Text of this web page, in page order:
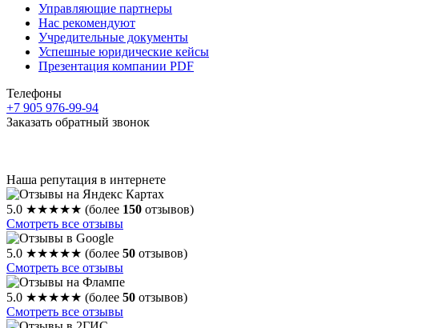
Управляющие партнеры
Нас рекомендуют
Учредительные документы
Успешные юридические кейсы
Презентация компании PDF
Телефоны
+7 905 976-99-94
Заказать обратный звонок
Наша репутация в интернете
5.0 ★★★★★ (более 150 отзывов)
Смотреть все отзывы
5.0 ★★★★★ (более 50 отзывов)
Смотреть все отзывы
5.0 ★★★★★ (более 50 отзывов)
Смотреть все отзывы